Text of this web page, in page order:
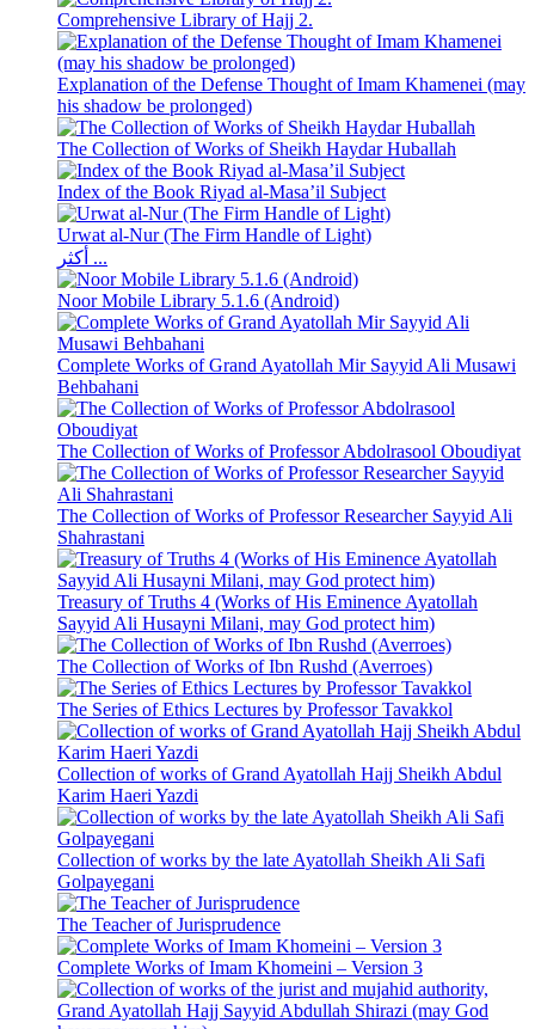
Comprehensive Library of Hajj 2.
Explanation of the Defense Thought of Imam Khamenei (may
his shadow be prolonged)
The Collection of Works of Sheikh Haydar Huballah
Index of the Book Riyad al-Masa’il Subject
Urwat al-Nur (The Firm Handle of Light)
أكثر ...
Noor Mobile Library 5.1.6 (Android)
Complete Works of Grand Ayatollah Mir Sayyid Ali Musawi
Behbahani
The Collection of Works of Professor Abdolrasool Oboudiyat
The Collection of Works of Professor Researcher Sayyid Ali
Shahrastani
Treasury of Truths 4 (Works of His Eminence Ayatollah
Sayyid Ali Husayni Milani, may God protect him)
The Collection of Works of Ibn Rushd (Averroes)
The Series of Ethics Lectures by Professor Tavakkol
Collection of works of Grand Ayatollah Hajj Sheikh Abdul
Karim Haeri Yazdi
Collection of works by the late Ayatollah Sheikh Ali Safi
Golpayegani
The Teacher of Jurisprudence
Complete Works of Imam Khomeini – Version 3